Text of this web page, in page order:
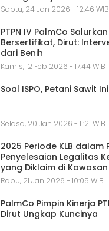
Sabtu, 24 Jan 2026 - 12:46 WIB
PTPN IV PalmCo
Bersertifikat, Dirut:
dari Benih
Kamis, 12 Feb 2026 - 17:44 WIB
Soal ISPO, Petani Sawit
Selasa, 20 Jan 2026 - 11:21 WIB
2025 Periode KLB dalam
Penyelesaian Legalitas
yang Diklaim di
Rabu, 21 Jan 2026 - 10:05 WIB
PalmCo Pimpin Kinerja
Dirut Ungkap Kuncinya